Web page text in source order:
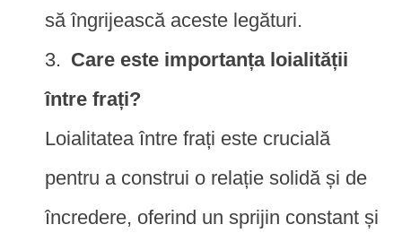
să îngrijească aceste legături.
Care este importanța loialității
între frați?
Loialitatea între frați este crucială
pentru a construi o relație solidă și de
încredere, oferind un sprijin constant și